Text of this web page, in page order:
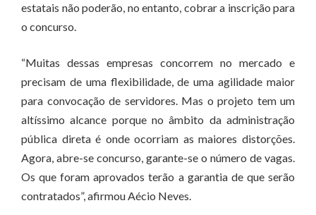
estatais não poderão, no entanto, cobrar a inscrição para
o concurso.
“Muitas dessas empresas concorrem no mercado e
precisam de uma flexibilidade, de uma agilidade maior
para convocação de servidores. Mas o projeto tem um
altíssimo alcance porque no âmbito da administração
pública direta é onde ocorriam as maiores distorções.
Agora, abre-se concurso, garante-se o número de vagas.
Os que foram aprovados terão a garantia de que serão
contratados”, afirmou Aécio Neves.